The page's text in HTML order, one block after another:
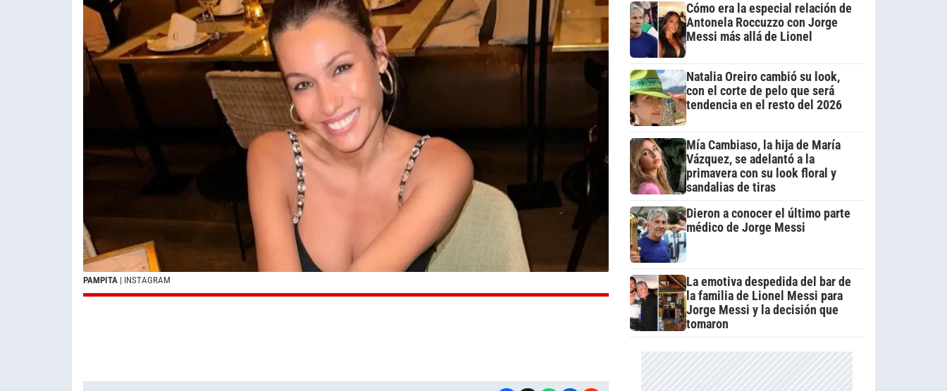
PAMPITA | INSTAGRAM
Cómo era la especial relación de
Antonela Roccuzzo con Jorge
Messi más allá de Lionel
Natalia Oreiro cambió su look,
con el corte de pelo que será
tendencia en el resto del 2026
Mía Cambiaso, la hija de María
Vázquez, se adelantó a la
primavera con su look floral y
sandalias de tiras
Dieron a conocer el último parte
médico de Jorge Messi
La emotiva despedida del bar de
la familia de Lionel Messi para
Jorge Messi y la decisión que
tomaron